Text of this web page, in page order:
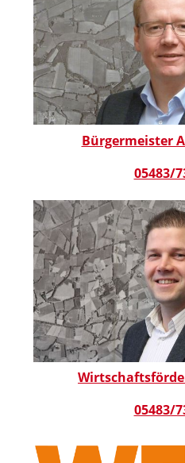
Bürgermeister
05483/
05483/